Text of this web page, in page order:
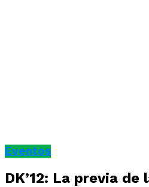
Eventos
DK’12: La previa de